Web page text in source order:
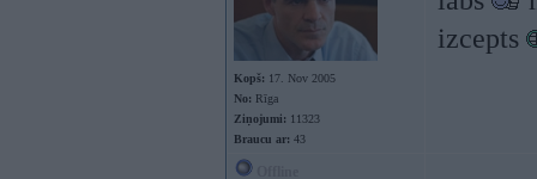
Kopš: 17. Nov 2005
No: Rīga
Ziņojumi: 11323
Braucu ar: 43
izcepts